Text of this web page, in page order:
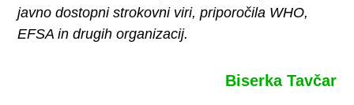
javno dostopni strokovni viri, priporočila WHO,
EFSA in drugih organizacij.
Biserka Tavčar